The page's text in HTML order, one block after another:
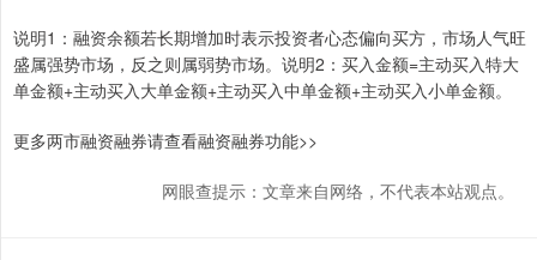
说明1：融资余额若长期增加时表示投资者心态偏向买方，市场人气旺
盛属强势市场，反之则属弱势市场。说明2：买入金额=主动买入特大
单金额+主动买入大单金额+主动买入中单金额+主动买入小单金额。
更多两市融资融券请查看融资融券功能>>
网眼查提示：文章来自网络，不代表本站观点。